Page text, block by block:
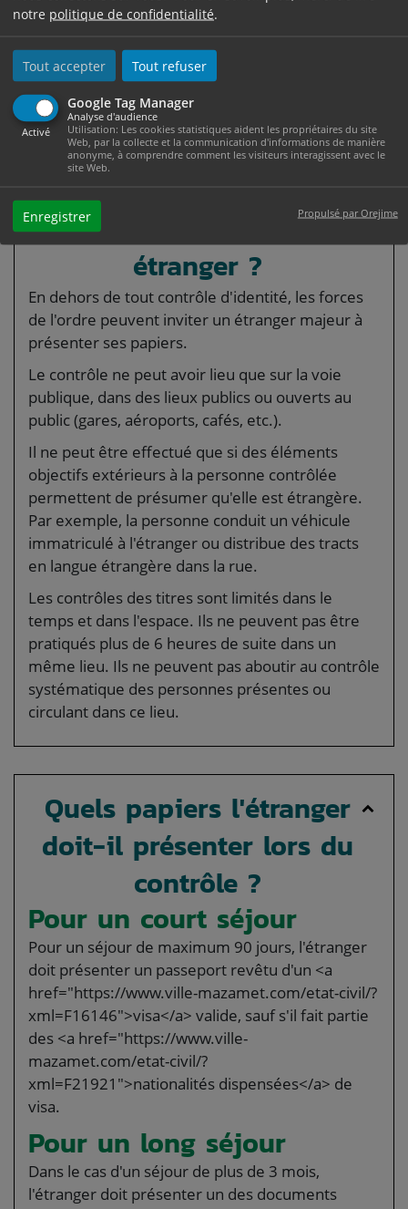
notre politique de confidentialité.
Tout accepter Tout refuser
Google Tag Manager
Activé
Analyse d'audience
Utilisation: Les cookies statistiques aident les propriétaires du site
Web, par la collecte et la communication d'informations de manière
anonyme, à comprendre comment les visiteurs interagissent avec le
site Web.
Enregistrer Propulsé par Orejime
dans un train
Le contrôle peut durer au maximum 12 heures
de suite dans un même lieu.
De quel autre contrôle
peut faire l'objet un
étranger ?
En dehors de tout contrôle d'identité, les forces
de l'ordre peuvent inviter un étranger majeur à
présenter ses papiers.
Le contrôle ne peut avoir lieu que sur la voie
publique, dans des lieux publics ou ouverts au
public (gares, aéroports, cafés, etc.).
Il ne peut être effectué que si des éléments
objectifs extérieurs à la personne contrôlée
permettent de présumer qu'elle est étrangère.
Par exemple, la personne conduit un véhicule
immatriculé à l'étranger ou distribue des tracts
en langue étrangère dans la rue.
Les contrôles des titres sont limités dans le
temps et dans l'espace. Ils ne peuvent pas être
pratiqués plus de 6 heures de suite dans un
même lieu. Ils ne peuvent pas aboutir au contrôle
systématique des personnes présentes ou
circulant dans ce lieu.
Quels papiers l'étranger
doit-il présenter lors du
contrôle ?
Pour un court séjour
Pour un séjour de maximum 90 jours, l'étranger
doit présenter un passeport revêtu d'un <a
href="https://www.ville-mazamet.com/etat-civil/?
xml=F16146">visa</a> valide, sauf s'il fait partie
des <a href="https://www.ville-
mazamet.com/etat-civil/?
xml=F21921">nationalités dispensées</a> de
visa.
Pour un long séjour
Dans le cas d'un séjour de plus de 3 mois,
l'étranger doit présenter un des documents